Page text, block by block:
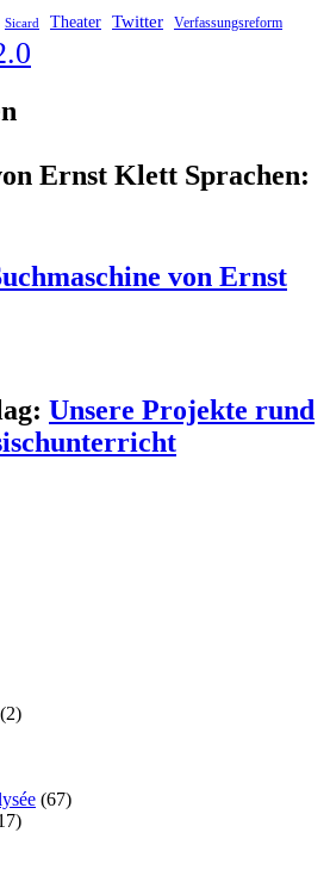
Sicard Theater Twitter Verfassungsreform
Ernst Klett Sprachen:
von Ernst
Unsere Projekte rund
(2)
(67)